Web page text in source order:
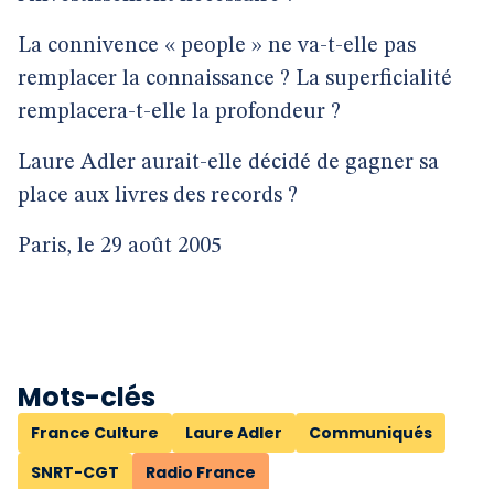
La connivence « people » ne va-t-elle pas
remplacer la connaissance ? La superficialité
remplacera-t-elle la profondeur ?
Laure Adler aurait-elle décidé de gagner sa
place aux livres des records ?
Paris, le 29 août 2005
Mots-clés
France Culture Laure Adler
Communiqués
SNRT-CGT
Radio France